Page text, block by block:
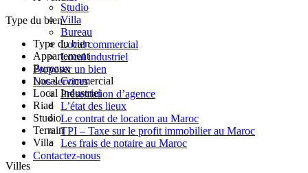
Studio
Villa
Bureau
Local commercial
Local industriel
Proposer un bien
Nos services
Présentation d’agence
L’état des lieux
Le contrat de location au Maroc
TPI – Taxe sur le profit immobilier au Maroc
Les frais de notaire au Maroc
Contactez-nous
Type du bien
Type du bien
Appartement
Bureaux
Local Commercial
Local Industriel
Riad
Studio
Terrain
Villa
Villes